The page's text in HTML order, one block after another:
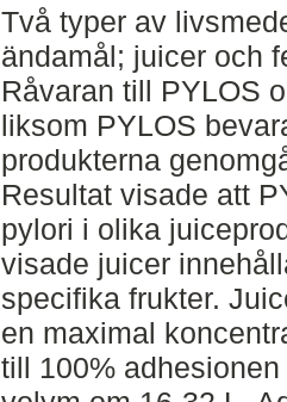
Två typer av
ändamål; juicer och
Råvaran till PYLOS
liksom PYLOS
produkterna
Resultat visade att
pylori i olika
visade juicer
specifika frukter.
en maximal
till 100%